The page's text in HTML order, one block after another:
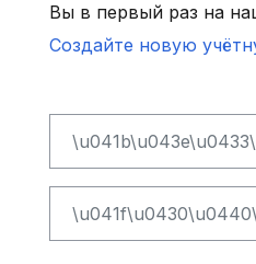
Вы в первый раз на
Создайте новую